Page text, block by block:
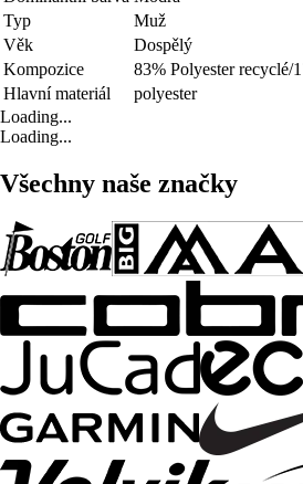
Typ
Muž
Věk
Dospělý
Kompozice
83% Polyester recyclé/
Hlavní materiál
polyester
Loading...
Loading...
Všechny naše značky